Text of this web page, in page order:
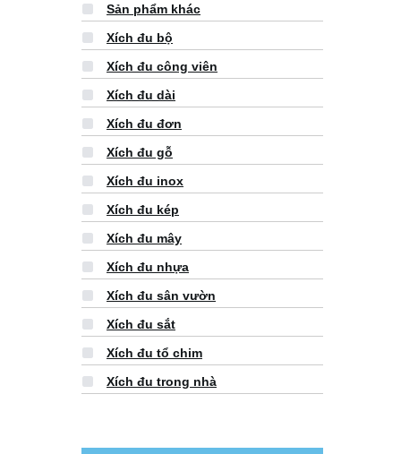
Sản phẩm khác
Xích đu bộ
Xích đu công viên
Xích đu dài
Xích đu đơn
Xích đu gỗ
Xích đu inox
Xích đu kép
Xích đu mây
Xích đu nhựa
Xích đu sân vườn
Xích đu sắt
Xích đu tổ chim
Xích đu trong nhà